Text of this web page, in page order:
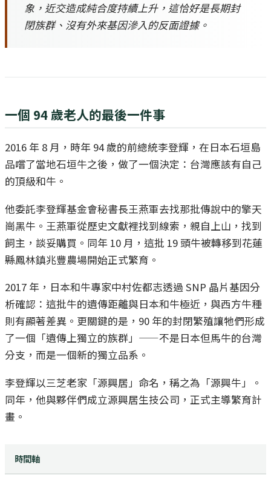
象，近交造成純合度持續上升，這恰好是長期封
閉族群、沒有外來基因滲入的反面證據。
一個 94 歲老人的最後一件事
2016 年 8 月，時年 94 歲的前總統李登輝，在日本石垣島
品嚐了當地石垣牛之後，做了一個決定：台灣應該有自己
的頂級和牛。
他委託李登輝基金會秘書長王燕軍去找那批傳說中的擎天
崗黑牛。王燕軍從歷史文獻裡找到線索，親自上山，找到
飼主，談妥購買。同年 10 月，這批 19 頭牛被轉移到花蓮
縣鳳林鎮兆豐農場開始正式繁育。
2017 年，日本和牛專家中村佐都志透過 SNP 晶片基因分
析確認：這批牛的遺傳距離與日本和牛極近，與西方牛種
則有顯著差異。更關鍵的是，90 年的封閉繁殖讓牠們形成
了一個「遺傳上獨立的族群」——不是日本但馬牛的台灣
分支，而是一個新的獨立品系。
李登輝以三芝老家「源興居」命名，稱之為「源興牛」。
同年，他與夥伴們成立源興居生技公司，正式主導繁育計
畫。
時間軸